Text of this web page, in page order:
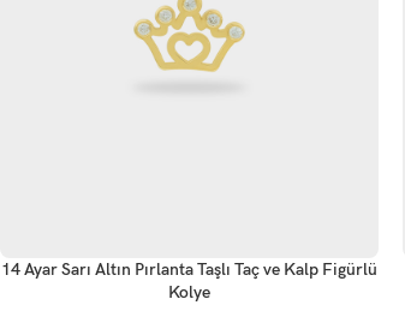
SEPETE EKLE
14 Ayar Sarı Altın Pırlanta Taşlı Taç ve Kalp Figürlü
Kolye